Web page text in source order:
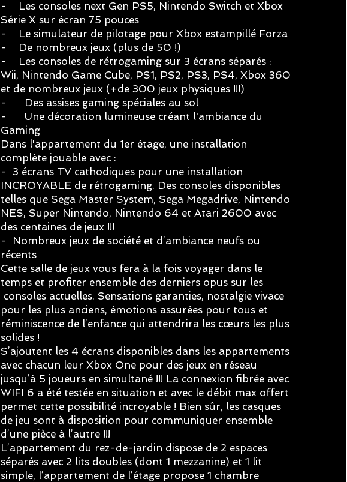
- Les consoles next Gen PS5, Nintendo Switch et Xbox
Série X sur écran 75 pouces
- Le simulateur de pilotage pour Xbox estampillé Forza
- De nombreux jeux (plus de 50 !)
- Les consoles de rétrogaming sur 3 écrans séparés :
Wii, Nintendo Game Cube, PS1, PS2, PS3, PS4, Xbox 360
et de nombreux jeux (+de 300 jeux physiques !!!)
- Des assises gaming spéciales au sol
- Une décoration lumineuse créant l'ambiance du
Gaming
Dans l'appartement du 1er étage, une installation
complète jouable avec :
- 3 écrans TV cathodiques pour une installation
INCROYABLE de rétrogaming. Des consoles disponibles
telles que Sega Master System, Sega Megadrive, Nintendo
NES, Super Nintendo, Nintendo 64 et Atari 2600 avec
des centaines de jeux !!!
- Nombreux jeux de société et d’ambiance neufs ou
récents
Cette salle de jeux vous fera à la fois voyager dans le
temps et profiter ensemble des derniers opus sur les
consoles actuelles. Sensations garanties, nostalgie vivace
pour les plus anciens, émotions assurées pour tous et
réminiscence de l’enfance qui attendrira les cœurs les plus
solides !
S’ajoutent les 4 écrans disponibles dans les appartements
avec chacun leur Xbox One pour des jeux en réseau
jusqu’à 5 joueurs en simultané !!! La connexion fibrée avec
WIFI 6 a été testée en situation et avec le débit max offert
permet cette possibilité incroyable ! Bien sûr, les casques
de jeu sont à disposition pour communiquer ensemble
d’une pièce à l’autre !!!
L’appartement du rez-de-jardin dispose de 2 espaces
séparés avec 2 lits doubles (dont 1 mezzanine) et 1 lit
simple, l’appartement de l’étage propose 1 chambre